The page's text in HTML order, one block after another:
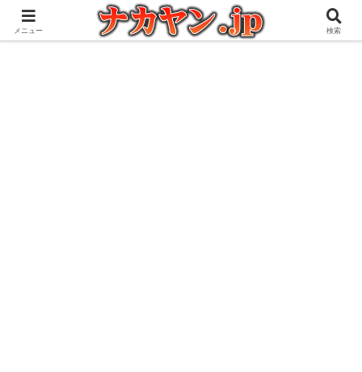
アウトドアとガジェット好きな管理人の愉快な日々を綴るブログ
メニュー 検索